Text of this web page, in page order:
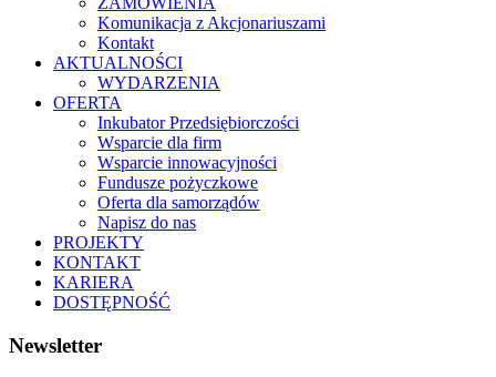
Komunikacja z Akcjonariuszami
Kontakt
AKTUALNOŚCI
WYDARZENIA
OFERTA
Inkubator Przedsiębiorczości
Wsparcie dla firm
Wsparcie innowacyjności
Fundusze pożyczkowe
Oferta dla samorządów
Napisz do nas
PROJEKTY
KONTAKT
KARIERA
DOSTĘPNOŚĆ
Newsletter